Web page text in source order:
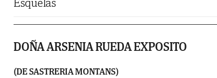
DOÑA ARSENIA RUEDA EXPOSITO
(DE SASTRERIA MONTANS)